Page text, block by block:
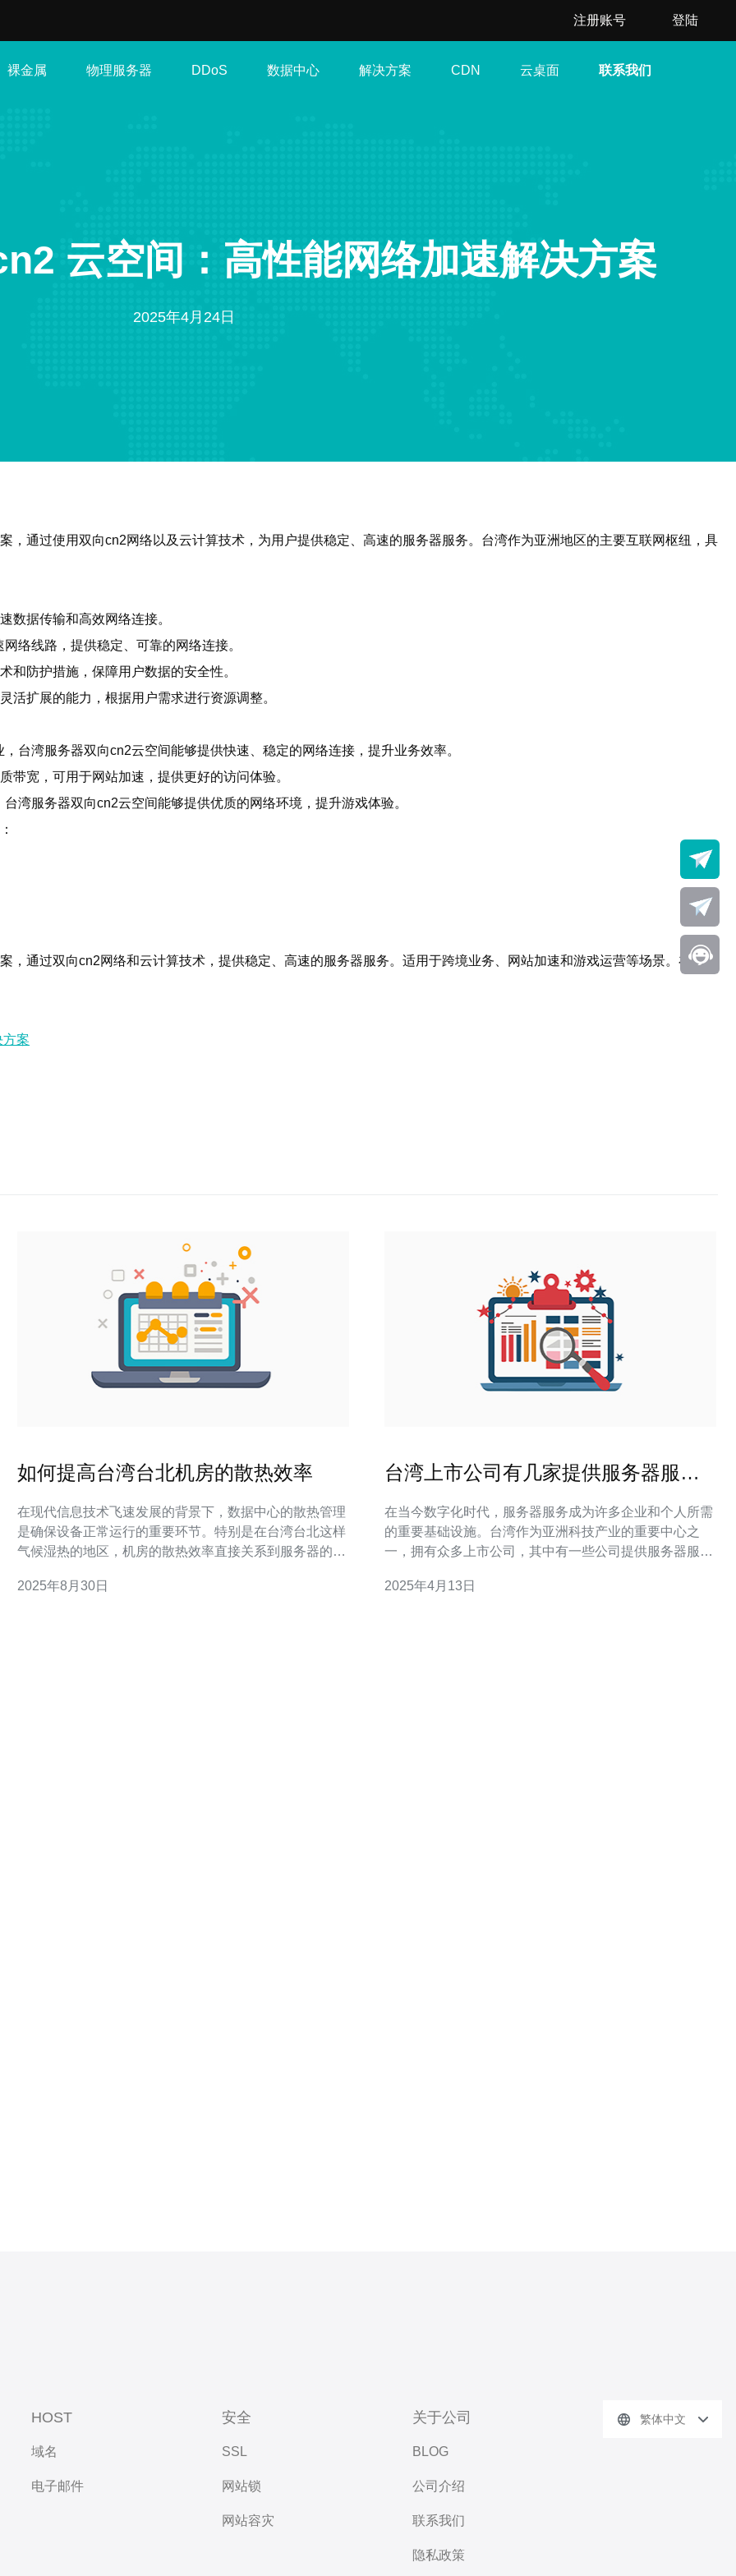
注册账号 登陆
裸金属 物理服务器 DDoS 数据中心 解决方案 CDN 云桌面 联系我们
云空间：高性能网络加速解决方案
2025年4月24日
，通过使用双向cn2网络以及云计算技术，为用户提供稳定、高速的服务器服务。台湾作为亚洲地区的主要互联网枢纽，具
数据传输和高效网络连接。
络线路，提供稳定、可靠的网络连接。
和防护措施，保障用户数据的安全性。
活扩展的能力，根据用户需求进行资源调整。
台湾服务器双向cn2云空间能够提供快速、稳定的网络连接，提升业务效率。
带宽，可用于网站加速，提供更好的访问体验。
湾服务器双向cn2云空间能够提供优质的网络环境，提升游戏体验。
，通过双向cn2网络和云计算技术，提供稳定、高速的服务器服务。适用于跨境业务、网站加速和游戏运营等场景。在选择
案
如何提高台湾台北机房的散热效率
在现代信息技术飞速发展的背景下，数据中心的散热管理
是确保设备正常运行的重要环节。特别是在台湾台北这样
气候湿热的地区，机房的散热效率直接关系到服务器的稳
热效率的策略。 首先，优化机房的布局是提升散热效率的
2025年8月30日
台湾上市公司有几家提供服务器服
在当今数字化时代，服务器服务成为许多企业和个人所需
的重要基础设施。台湾作为亚洲科技产业的重要中心之
一，拥有众多上市公司，其中有一些公司提供服务器服
市公司中提供服务器服务的几家知名企业。 台湾上市公司
2025年4月13日
HOST
域名
电子邮件
安全
SSL
网站锁
网站容灾
关于公司
BLOG
公司介绍
联系我们
隐私政策
繁体中文